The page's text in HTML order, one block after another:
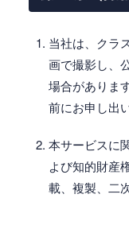
当社は、クラ
画で撮影し、
場合がありま
前にお申し出
本サービスに
よび知的財産
載、複製、二